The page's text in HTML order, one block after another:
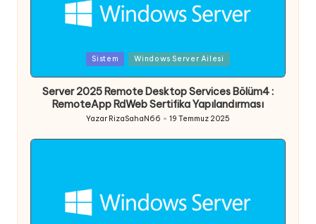
Sistem Windows Server Ailesi
Server 2025 Remote Desktop Services Bölüm4 :
RemoteApp RdWeb Sertifika Yapılandırması
Posted
by
Yazar RizaSahaN66 19 Temmuz 2025